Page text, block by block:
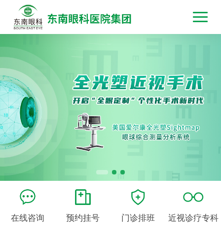
在线咨询 预约挂号 门诊排班 近视诊疗专科